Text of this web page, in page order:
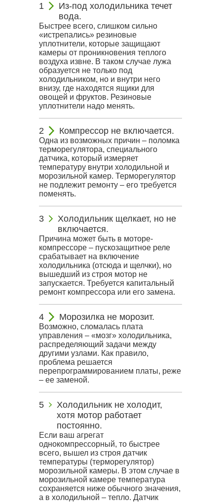
Из-под холодильника течет
вода.
Быстрее всего, слишком сильно
«истрепались» резиновые
уплотнители, которые защищают
камеры от проникновения теплого
воздуха извне. В таком случае лужа
образуется не только под
холодильником, но и внутри него
внизу, где находятся ящики для
овощей и фруктов. Резиновые
уплотнители надо менять.
Компрессор не включается.
Одна из возможных причин – поломка
терморегулятора, специального
датчика, который измеряет
температуру внутри холодильной и
морозильной камер. Терморегулятор
не подлежит ремонту – его требуется
поменять.
Холодильник щелкает, но не
включается.
Причина может быть в моторе-
компрессоре – пускозащитное реле
срабатывает на включение
холодильника (отсюда и щелчки), но
вышедший из строя мотор не
запускается. Требуется капитальный
ремонт компрессора или его замена.
Морозилка не морозит.
Возможно, сломалась плата
управления – «мозг» холодильника,
распределяющий задачи между
другими узлами. Как правило,
проблема решается
перепрограммированием платы, реже
– ее заменой.
Холодильник не холодит,
хотя мотор работает
постоянно.
Если ваш агрегат
однокомпрессорный, то быстрее
всего, вышел из строя датчик
температуры (терморегулятор)
морозильной камеры. В этом случае в
морозильной камере температура
сохраняется ниже обычного значения,
а в холодильной – тепло. Датчик